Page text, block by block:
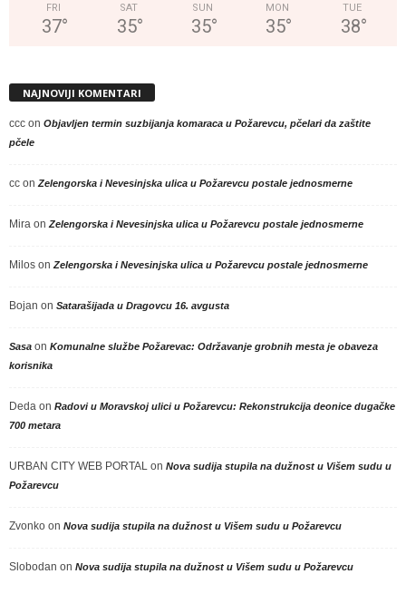
FRI
37°
SAT
35°
SUN
35°
MON
35°
TUE
38°
NAJNOVIJI KOMENTARI
ccc on Objavljen termin suzbijanja komaraca u Požarevcu, pčelari da zaštite
pčele
cc on Zelengorska i Nevesinjska ulica u Požarevcu postale jednosmerne
Mira on Zelengorska i Nevesinjska ulica u Požarevcu postale jednosmerne
Milos on Zelengorska i Nevesinjska ulica u Požarevcu postale jednosmerne
Bojan on Satarašijada u Dragovcu 16. avgusta
Sasa on Komunalne službe Požarevac: Održavanje grobnih mesta je obaveza
korisnika
Deda on Radovi u Moravskoj ulici u Požarevcu: Rekonstrukcija deonice dugačke
700 metara
URBAN CITY WEB PORTAL on Nova sudija stupila na dužnost u Višem sudu u
Požarevcu
Zvonko on Nova sudija stupila na dužnost u Višem sudu u Požarevcu
Slobodan on Nova sudija stupila na dužnost u Višem sudu u Požarevcu